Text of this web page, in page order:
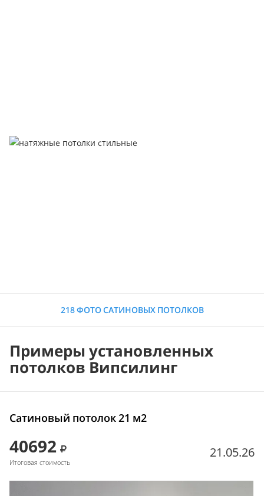
218 ФОТО САТИНОВЫХ ПОТОЛКОВ
Примеры установленных
потолков Випсилинг
Сатиновый потолок 21 м2
40692
Итоговая стоимость
21.05.26